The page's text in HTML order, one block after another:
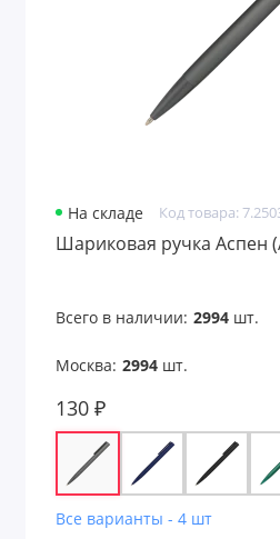
На складе Код товара:
Шариковая ручка Аспен
Всего в наличии: 2994шт.
Москва: 2994шт.
130 ₽
Все варианты - 4 шт